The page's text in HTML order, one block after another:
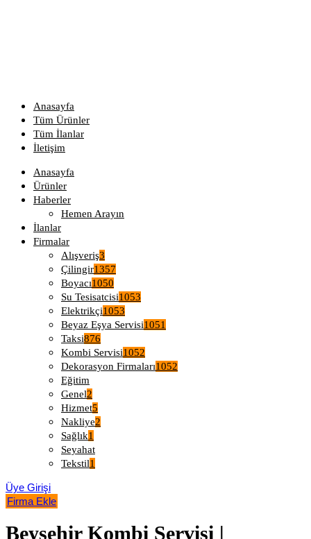
Anasayfa
Tüm Ürünler
Tüm İlanlar
İletişim
Anasayfa
Ürünler
Haberler
Hemen Arayın
İlanlar
Firmalar
Alışveriş3
Çilingir1357
Boyacı1050
Su Tesisatcisi1053
Elektrikçi1053
Beyaz Eşya Servisi1051
Taksi876
Kombi Servisi1052
Dekorasyon Firmaları1052
Eğitim
Genel2
Hizmet5
Nakliye2
Sağlık1
Seyahat
Tekstil1
Üye Girişi
Firma Ekle
Beyşehir Kombi Servisi |